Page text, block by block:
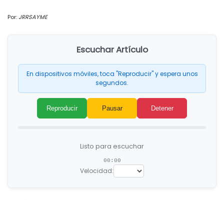
Por: JRRSAYME
Escuchar Artículo
En dispositivos móviles, toca "Reproducir" y espera unos
segundos.
Reproducir Pausar Detener
Listo para escuchar
00:00
Velocidad: